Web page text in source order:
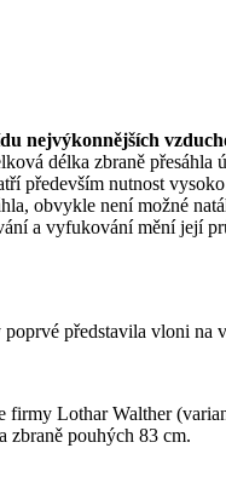
nejvýkonnějších
délka zbraně
především nutnost
obvykle není možné
a vyfukování mění její
představila vloni
Lothar Walther
pouhých 83 cm.